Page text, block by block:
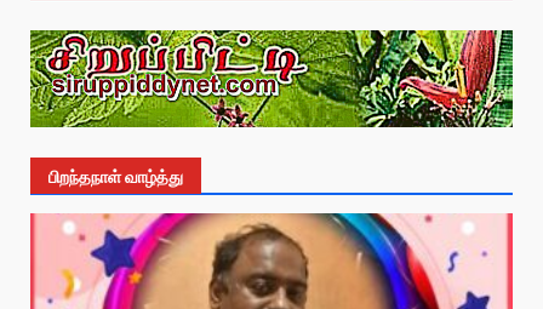
பிறந்தநாள் வாழ்த்து